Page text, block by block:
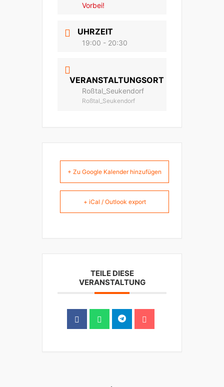
Vorbei!
UHRZEIT
19:00 - 20:30
VERANSTALTUNGSORT
Roßtal_Seukendorf
Roßtal_Seukendorf
+ Zu Google Kalender hinzufügen
+ iCal / Outlook export
TEILE DIESE
VERANSTALTUNG